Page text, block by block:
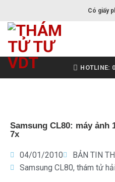
Có giấy
HOTLINE:
Samsung CL80: máy ảnh
7x
04/01/2010
BẢN TIN
Samsung CL80, thám tử